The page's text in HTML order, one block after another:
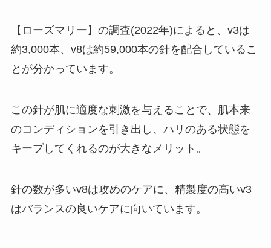
【ローズマリー】の調査(2022年)によると、v3は
約3,000本、v8は約59,000本の針を配合しているこ
とが分かっています。
この針が肌に適度な刺激を与えることで、肌本来
のコンディションを引き出し、ハリのある状態を
キープしてくれるのが大きなメリット。
針の数が多いv8は攻めのケアに、精製度の高いv3
はバランスの良いケアに向いています。